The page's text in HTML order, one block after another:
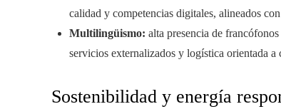
calidad y competencias digitales, alineados
Multilingüismo: alta presencia de
servicios externalizados y logística orientada a
Sostenibilidad y energía